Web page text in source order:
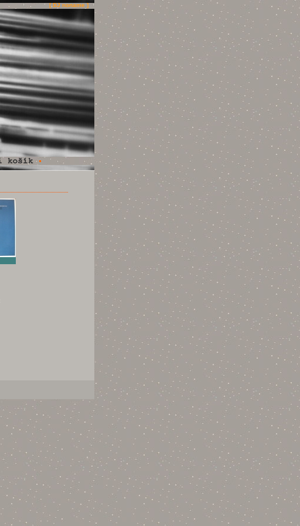
[ DJ noname ]